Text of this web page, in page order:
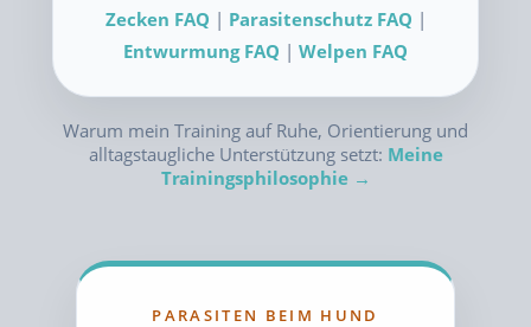
Zecken FAQ | Parasitenschutz FAQ |
Entwurmung FAQ | Welpen FAQ
Warum mein Training auf Ruhe, Orientierung und
alltagstaugliche Unterstützung setzt: Meine
Trainingsphilosophie →
PARASITEN BEIM HUND